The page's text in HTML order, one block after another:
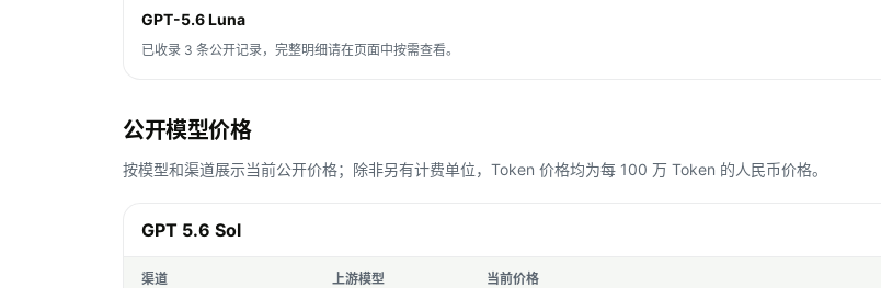
GPT-5.6 Luna
已收录 3 条公开记录，完整明细请在页面中按需查看。
公开模型价格
按模型和渠道展示当前公开价格；除非另有计费单位，Token 价格均为每 100 万 Token 的人民币价格。
GPT 5.6 Sol
渠道 上游模型 当前价格